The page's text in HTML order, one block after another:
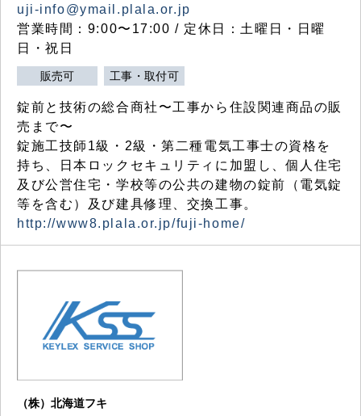
uji-info@ymail.plala.or.jp
営業時間：9:00〜17:00 / 定休日：土曜日・日曜
日・祝日
販売可 工事・取付可
錠前と技術の総合商社〜工事から住設関連商品の販
売まで〜
錠施工技師1級・2級・第二種電気工事士の資格を
持ち、日本ロックセキュリティに加盟し、個人住宅
及び公営住宅・学校等の公共の建物の錠前（電気錠
等を含む）及び建具修理、交換工事。
http://www8.plala.or.jp/fuji-home/
（株）北海道フキ